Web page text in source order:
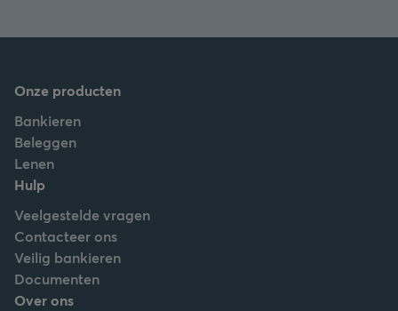
Onze producten
Bankieren
Beleggen
Lenen
Hulp
Veelgestelde vragen
Contacteer ons
Veilig bankieren
Documenten
Over ons